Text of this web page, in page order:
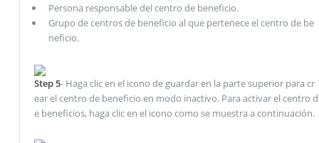
Persona responsable del centro de beneficio.
Grupo de centros de beneficio al que pertenece el centro de be
neficio.
Step 5- Haga clic en el icono de guardar en la parte superior para cr
ear el centro de beneficio en modo inactivo. Para activar el centro d
e beneficios, haga clic en el icono como se muestra a continuación.